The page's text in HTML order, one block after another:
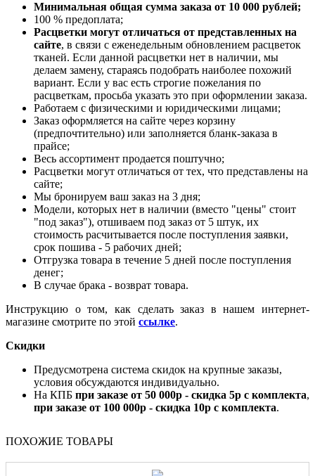
Минимальная общая сумма заказа от 10 000 рублей;
100 % предоплата;
Расцветки могут отличаться от представленных на
сайте, в связи с еженедельным обновлением расцветок
тканей. Если данной расцветки нет в наличии, мы
делаем замену, стараясь подобрать наиболее похожий
вариант. Если у вас есть строгие пожелания по
расцветкам, просьба указать это при оформлении заказа.
Работаем с физическими и юридическими лицами;
Заказ оформляется на сайте через корзину
(предпочтительно) или заполняется бланк-заказа в
прайсе;
Весь ассортимент продается поштучно;
Расцветки могут отличаться от тех, что представлены на
сайте;
Мы бронируем ваш заказ на 3 дня;
Модели, которых нет в наличии (вместо "цены" стоит
"под заказ"), отшиваем под заказ от 5 штук, их
стоимость расчитывается после поступления заявки,
срок пошива - 5 рабочих дней;
Отгрузка товара в течение 5 дней после поступления
денег;
В случае брака - возврат товара.
Инструкцию о том, как сделать заказ в нашем интернет-
магазине смотрите по этой ссылке.
Скидки
Предусмотрена система скидок на крупные заказы,
условия обсуждаются индивидуально.
На КПБ при заказе от 50 000р - скидка 5р с комплекта,
при заказе от 100 000р - скидка 10р с комплекта.
ПОХОЖИЕ ТОВАРЫ